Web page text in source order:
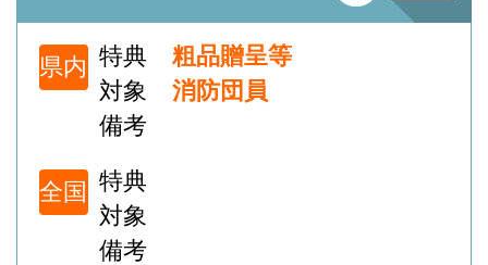
県内 特典
粗品贈呈等
対象
消防団員
備考
全国 特典
対象
備考